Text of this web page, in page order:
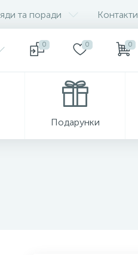
та поради Контакти
0 0 0
Подарунки